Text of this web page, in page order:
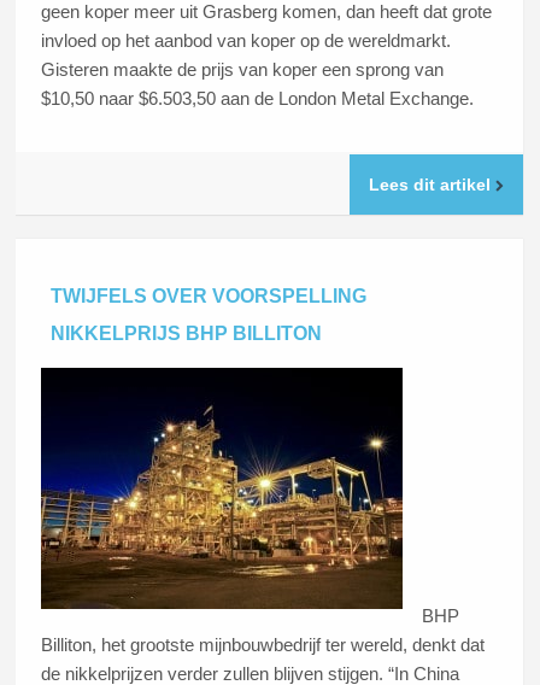
geen koper meer uit Grasberg komen, dan heeft dat grote
invloed op het aanbod van koper op de wereldmarkt.
Gisteren maakte de prijs van koper een sprong van
$10,50 naar $6.503,50 aan de London Metal Exchange.
Lees dit artikel
TWIJFELS OVER VOORSPELLING
NIKKELPRIJS BHP BILLITON
BHP
Billiton, het grootste mijnbouwbedrijf ter wereld, denkt dat
de nikkelprijzen verder zullen blijven stijgen. “In China